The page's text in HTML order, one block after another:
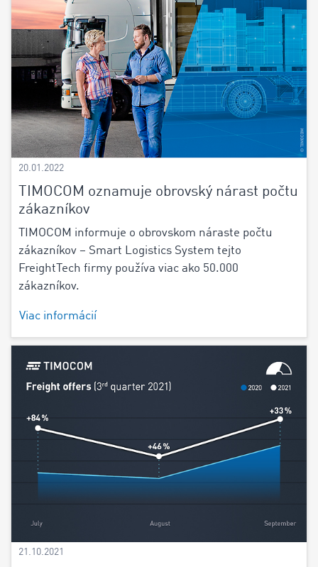
20.01.2022
TIMOCOM oznamuje obrovský nárast počtu
zákazníkov
TIMOCOM informuje o obrovskom náraste počtu
zákazníkov – Smart Logistics System tejto
FreightTech firmy používa viac ako 50.000
zákazníkov.
Viac informácií
21.10.2021